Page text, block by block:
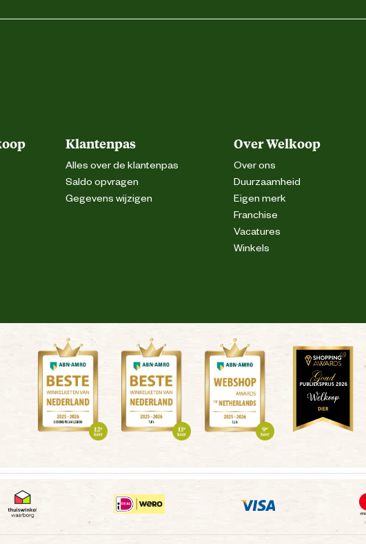
Klantenpas
Alles over de klantenpas
Saldo opvragen
Gegevens wijzigen
Over Welkoop
Over ons
Duurzaamheid
Eigen merk
Franchise
Vacatures
Winkels